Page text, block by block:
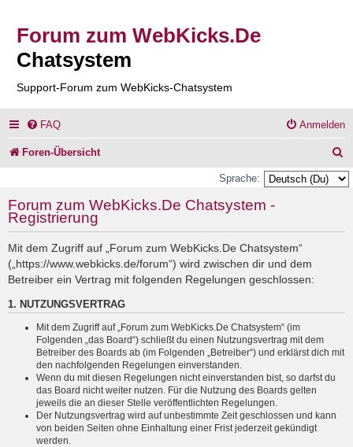
Forum zum WebKicks.De
Chatsystem
Support-Forum zum WebKicks-Chatsystem
FAQ Anmelden
Foren-Übersicht
u
Sprache:
Forum zum WebKicks.De Chatsystem -
Registrierung
Mit dem Zugriff auf „Forum zum WebKicks.De Chatsystem“
(„https://www.webkicks.de/forum“) wird zwischen dir und dem
Betreiber ein Vertrag mit folgenden Regelungen geschlossen:
1. NUTZUNGSVERTRAG
Mit dem Zugriff auf „Forum zum WebKicks.De Chatsystem“ (im
Folgenden „das Board“) schließt du einen Nutzungsvertrag mit dem
Betreiber des Boards ab (im Folgenden „Betreiber“) und erklärst dich mit
den nachfolgenden Regelungen einverstanden.
Wenn du mit diesen Regelungen nicht einverstanden bist, so darfst du
das Board nicht weiter nutzen. Für die Nutzung des Boards gelten
jeweils die an dieser Stelle veröffentlichten Regelungen.
Der Nutzungsvertrag wird auf unbestimmte Zeit geschlossen und kann
von beiden Seiten ohne Einhaltung einer Frist jederzeit gekündigt
werden.